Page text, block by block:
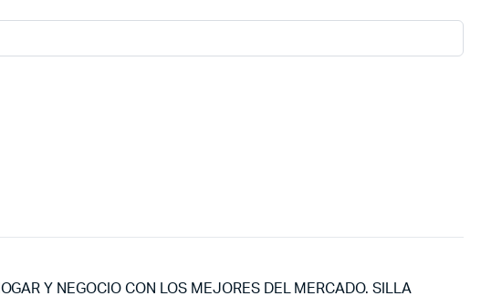
Y NEGOCIO CON LOS MEJORES DEL MERCADO. SILLA